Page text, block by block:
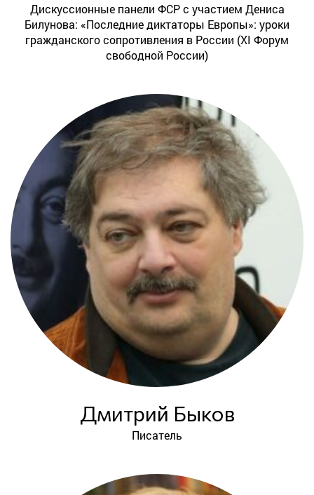
Дискуссионные панели ФСР с участием Дениса
Билунова: «Последние диктаторы Европы»: уроки
гражданского сопротивления в России (XI Форум
свободной России)
Дмитрий Быков
Писатель